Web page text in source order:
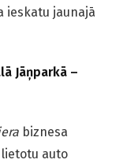
ieskatu jaunajā
Jāņparkā –
biznesa
lietotu auto